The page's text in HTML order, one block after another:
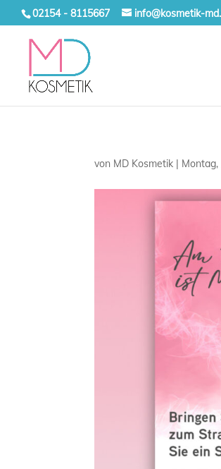
02154 - 8115667 info@kosmetik-
von MD Kosmetik |